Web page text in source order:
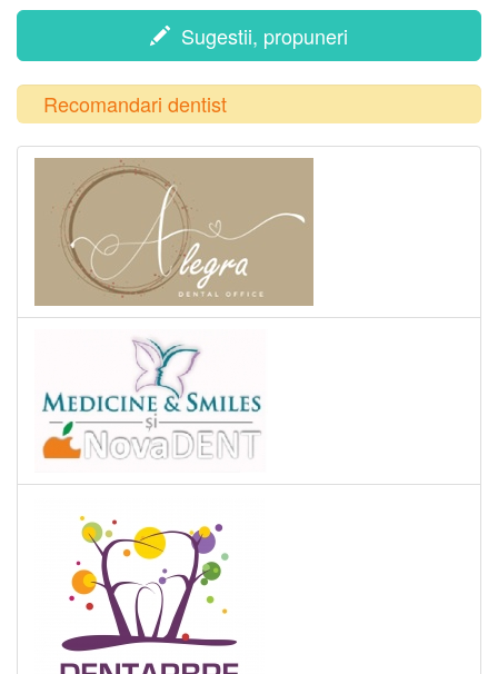
Sugestii, propuneri
Recomandari dentist